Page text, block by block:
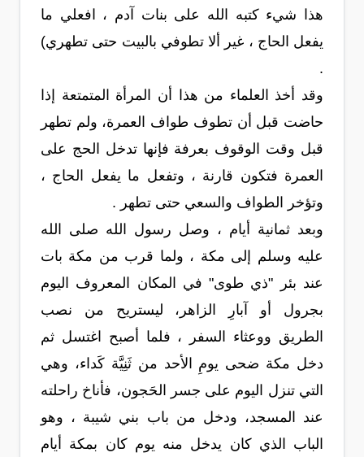
هذا شيء كتبه الله على بنات آدم ، افعلي ما
يفعل الحاج ، غير ألا تطوفي بالبيت حتى تطهري)
.
وقد أخذ العلماء من هذا أن المرأة المتمتعة إذا
حاضت قبل أن تطوف طواف العمرة، ولم تطهر
قبل وقت الوقوف بعرفة فإنها تدخل الحج على
العمرة فتكون قارنة ، وتفعل ما يفعل الحاج ،
وتؤخر الطواف والسعي حتى تطهر .
وبعد ثمانية أيام ، وصل رسول الله صلى الله
عليه وسلم إلى مكة ، ولما قرب من مكة بات
عند بئر "ذي طوى" في المكان المعروف اليوم
بجرول أو آبارِ الزاهر، ليستريح من نصب
الطريق ووعثاء السفر ، فلما أصبح اغتسل ثم
دخل مكة ضحى يومِ الأحد من ثَنِيَّة كَداء، وهي
التي تنزل اليوم على جسر الحَجون، فأناخ راحلته
عند المسجد، ودخل من باب بني شيبة ، وهو
الباب الذي كان يدخل منه يوم كان بمكة أيام